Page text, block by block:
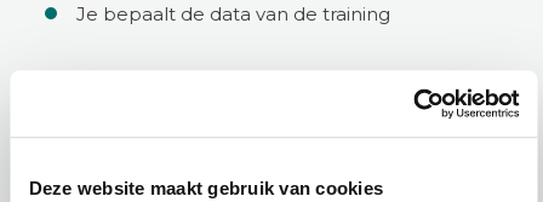
Deze website maakt gebruik van cookies
Je bepaalt de data van de training